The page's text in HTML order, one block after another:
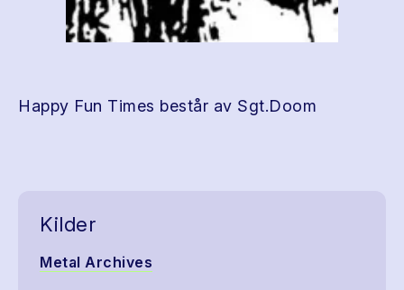
Happy Fun Times består av Sgt.Doom
Kilder
Metal Archives